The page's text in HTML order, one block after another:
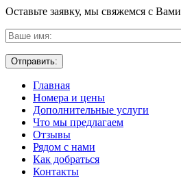
Оставьте заявку, мы свяжемся с Вами
Главная
Номера и цены
Дополнительные услуги
Что мы предлагаем
Отзывы
Рядом с нами
Как добраться
Контакты